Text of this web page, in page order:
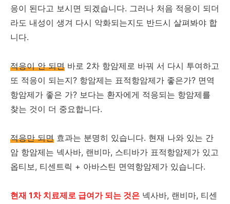
응이 된다고 보시면 되겠습니다. 그러나 처음 적응이 되더
라도 내성이 생겨 다시 악화되는지도 반드시 살펴봐야 합
니다.
적응이 안 되면 바로 2차 항암제로 바꿔 서 다시 투여하고
또 적응이 되는지? 항암제는 표적항암제가 좋은가? 면역
항암제가 좋은 가? 보다는 환자에게 적응되는 항암제를
찾는 것이 더 중요합니다.
적응만 되면 효과는 분명히 있습니다. 현재 나와 있는 간
암 항암제는 넥사바, 랜비마, 스티바가 표적항암제가 있고
옵티보, 티센트릭 + 아바스틴 면역항암제가 있습니다.
현재 1차 치료제로 급여가 되는 것은 넥사바, 랜비마, 티센